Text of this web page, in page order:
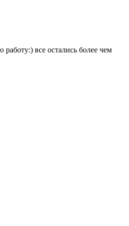
все остались более чем